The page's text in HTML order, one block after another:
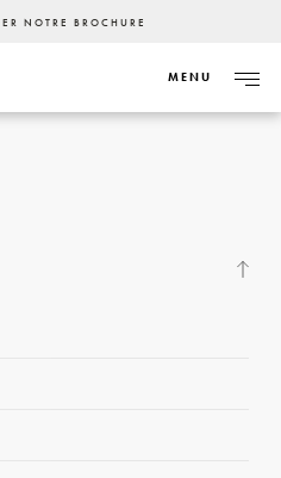
NOTRE BROCHURE
MENU